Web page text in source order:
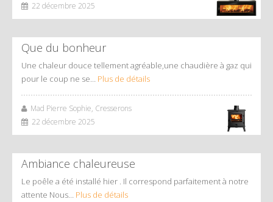
22 décembre 2025
Que du bonheur
Une chaleur douce tellement agréable,une chaudière à gaz qui
pour le coup ne se… Plus de détails
Mad Pierre Sophie, Cresserons
22 décembre 2025
Ambiance chaleureuse
Le poêle a été installé hier . Il correspond parfaitement à notre
attente Nous… Plus de détails